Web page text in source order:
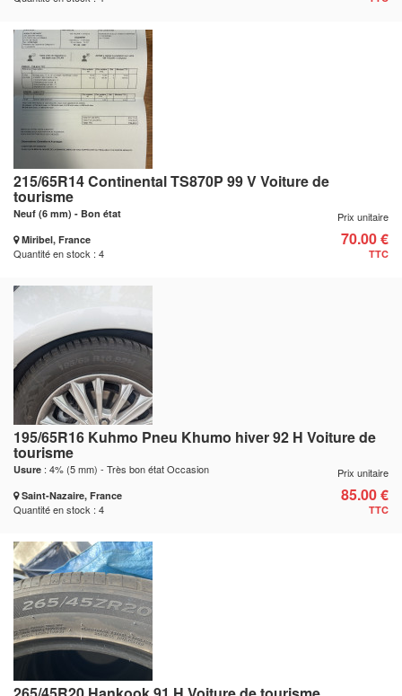
215/65R14 Continental TS870P 99 V Voiture de
tourisme
Neuf (6 mm) - Bon état
Miribel, France
Quantité en stock : 4
Prix unitaire
70.00 €
TTC
195/65R16 Kuhmo Pneu Khumo hiver 92 H Voiture de
tourisme
Usure : 4% (5 mm) - Très bon état Occasion
Saint-Nazaire, France
Quantité en stock : 4
Prix unitaire
85.00 €
TTC